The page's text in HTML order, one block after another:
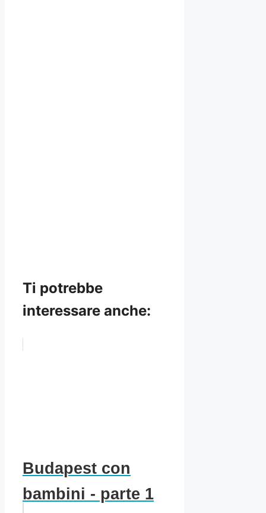
Ti potrebbe
interessare anche:
Budapest con
bambini - parte 1